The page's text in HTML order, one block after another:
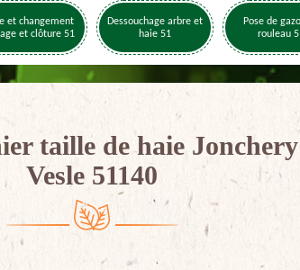
et changement
et clôture 51
Dessouchage arbre et
haie 51
Pose de
rouleau
taille de haie
Vesle 51140